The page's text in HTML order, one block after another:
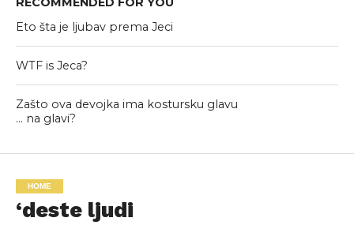
Eto šta je ljubav prema Jeci
WTF is Jeca?
Zašto ova devojka ima kostursku glavu
… na glavi?
HOME
‘deste ljudi